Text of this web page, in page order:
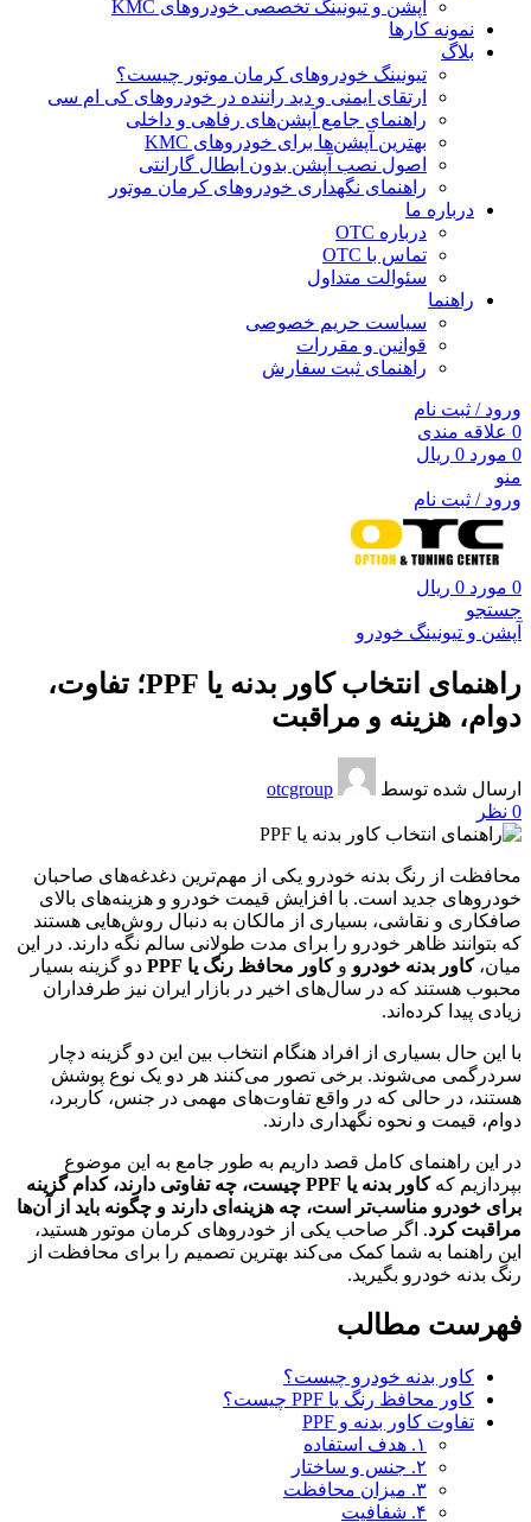
آپشن و تیونینگ تخصصی خودروهای KMC
نمونه کارها
بلاگ
تیونینگ خودروهای کرمان موتور چیست؟
ارتقای ایمنی و دید راننده در خودروهای کی ام سی
راهنمای جامع آپشن‌های رفاهی و داخلی
بهترین آپشن‌ها برای خودروهای KMC
اصول نصب آپشن بدون ابطال گارانتی
راهنمای نگهداری خودروهای کرمان موتور
درباره ما
درباره OTC
تماس با OTC
سئوالت متداول
راهنما
سیاست حریم خصوصی
قوانین و مقررات
راهنمای ثبت سفارش
ورود / ثبت نام
0 علاقه مندی
0 مورد 0 ریال
منو
ورود / ثبت نام
0 مورد 0 ریال
جستجو
آپشن و تیونینگ خودرو
راهنمای انتخاب کاور بدنه یا PPF؛ تفاوت،
دوام، هزینه و مراقبت
ارسال شده توسط
otcgroup
0 نظر
محافظت از رنگ بدنه خودرو یکی از مهم‌ترین دغدغه‌های صاحبان
خودروهای جدید است. با افزایش قیمت خودرو و هزینه‌های بالای
صافکاری و نقاشی، بسیاری از مالکان به دنبال روش‌هایی هستند
که بتوانند ظاهر خودرو را برای مدت طولانی سالم نگه دارند. در این
میان،کاور بدنه خودرو وکاور محافظ رنگ یا PPF
دو گزینه بسیار
محبوب هستند که در سال‌های اخیر در بازار ایران نیز طرفداران
زیادی پیدا کرده‌اند.
با این حال بسیاری از افراد هنگام انتخاب بین این دو گزینه دچار
سردرگمی می‌شوند. برخی تصور می‌کنند هر دو یک نوع پوشش
هستند، در حالی که در واقع تفاوت‌های مهمی در جنس، کاربرد،
دوام، قیمت و نحوه نگهداری دارند.
در این راهنمای کامل قصد داریم به طور جامع به این موضوع
بپردازیم که
کاور بدنه یا PPF چیست، چه تفاوتی دارند، کدام گزینه
برای خودرو مناسب‌تر است، چه هزینه‌ای دارند و چگونه باید از آن‌ها
مراقبت کرد. اگر صاحب یکی از خودروهای کرمان موتور هستید،
این راهنما به شما کمک می‌کند بهترین تصمیم را برای محافظت از
رنگ بدنه خودرو بگیرید.
فهرست مطالب
کاور بدنه خودرو چیست؟
کاور محافظ رنگ یا PPF چیست؟
تفاوت کاور بدنه و PPF
۱. هدف استفاده
۲. جنس و ساختار
۳. میزان محافظت
۴. شفافیت